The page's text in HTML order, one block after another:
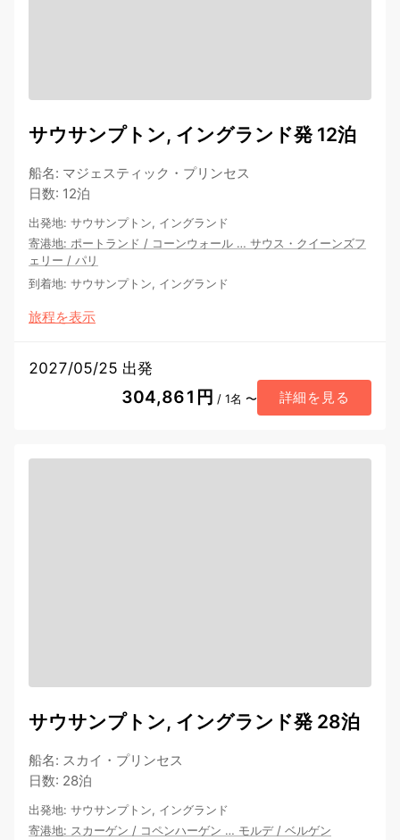
サウサンプトン, イングランド発 12泊
船名: マジェスティック・プリンセス
日数: 12泊
出発地: サウサンプトン, イングランド
寄港地: ポートランド / コーンウォール … サウス・クイーンズフ
ェリー / パリ
到着地: サウサンプトン, イングランド
旅程を表示
2027/05/25 出発
304,861円 / 1名 〜 詳細を見る
サウサンプトン, イングランド発 28泊
船名: スカイ・プリンセス
日数: 28泊
出発地: サウサンプトン, イングランド
寄港地: スカーゲン / コペンハーゲン … モルデ/ ベルゲン